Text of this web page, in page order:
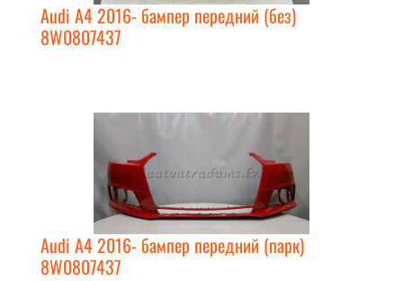
Audi A4 2016- бампер передний (без)
8W0807437
Audi A4 2016- бампер передний (парк)
8W0807437